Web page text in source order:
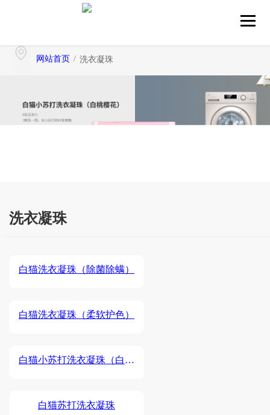
网站首页 / 洗衣凝珠
洗衣凝珠
白猫洗衣凝珠（除菌除螨）
白猫洗衣凝珠（柔软护色）
白猫小苏打洗衣凝珠（白桃
白猫苏打洗衣凝珠